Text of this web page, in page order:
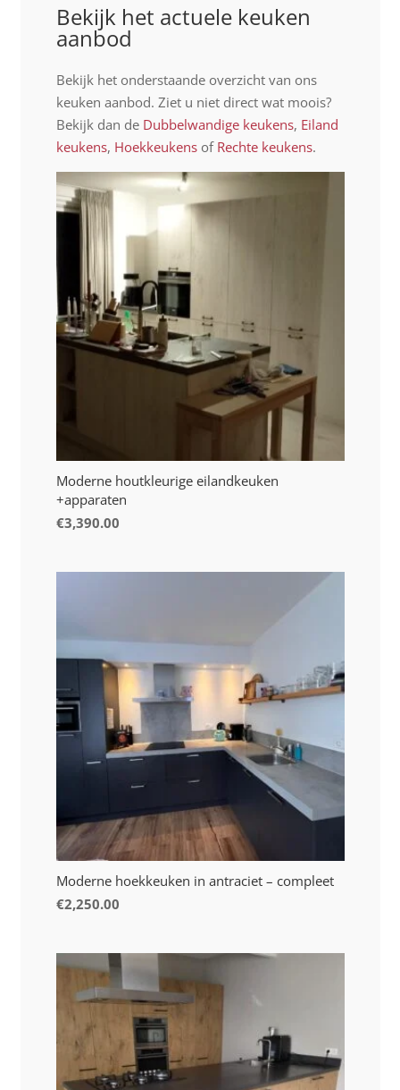
Bekijk het actuele keuken
aanbod
Bekijk het onderstaande overzicht van ons
keuken aanbod. Ziet u niet direct wat moois?
Bekijk dan de Dubbelwandige keukens, Eiland
keukens, Hoekkeukensof Rechte keukens.
Moderne houtkleurige eilandkeuken
+apparaten
€3,390.00
Moderne hoekkeuken in antraciet – compleet
€2,250.00